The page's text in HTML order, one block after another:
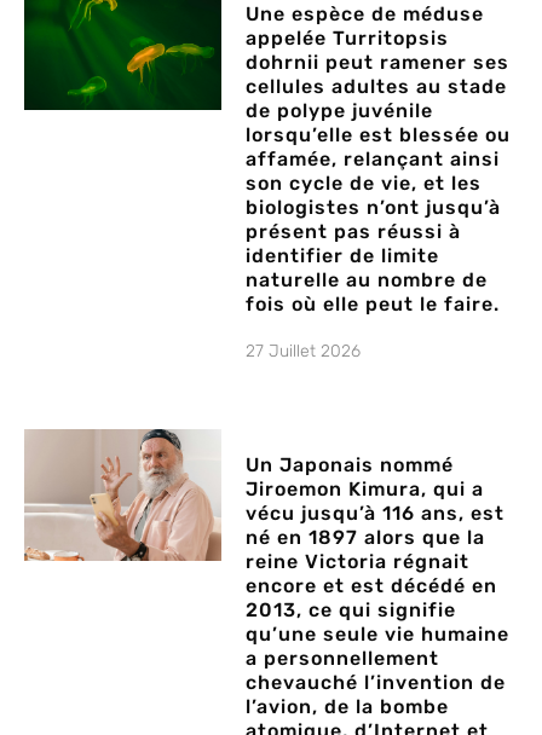
Une espèce de méduse
appelée Turritopsis
dohrnii peut ramener ses
cellules adultes au stade
de polype juvénile
lorsqu’elle est blessée ou
affamée, relançant ainsi
son cycle de vie, et les
biologistes n’ont jusqu’à
présent pas réussi à
identifier de limite
naturelle au nombre de
fois où elle peut le faire.
27 Juillet 2026
Un Japonais nommé
Jiroemon Kimura, qui a
vécu jusqu’à 116 ans, est
né en 1897 alors que la
reine Victoria régnait
encore et est décédé en
2013, ce qui signifie
qu’une seule vie humaine
a personnellement
chevauché l’invention de
l’avion, de la bombe